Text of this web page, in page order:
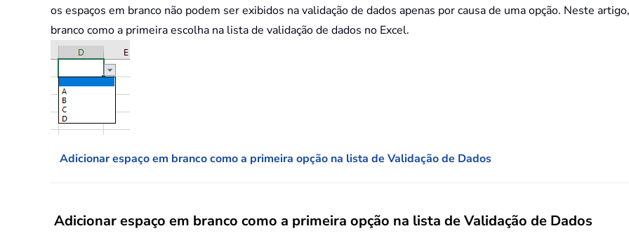
os espaços em branco não podem ser exibidos na validação de dados apenas por causa de uma opção. Neste
branco como a primeira escolha na lista de validação de dados no Excel.
Adicionar espaço em branco como a primeira opção na lista de Validação de Dados
Adicionar espaço em branco como a primeira opção na lista de Validação de Dados